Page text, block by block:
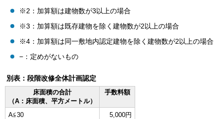
※2：加算額は建物数が3以上の場合
※3：加算額は既存建物を除く建物数が2以上の場合
※4：加算額は同一敷地内認定建物を除く建物数が2以上の場合
−：定めがないもの
別表：段階改修全体計画認定
床面積の合計
（A：床面積、平方メートル）
手数料額
A≦30
5,000円